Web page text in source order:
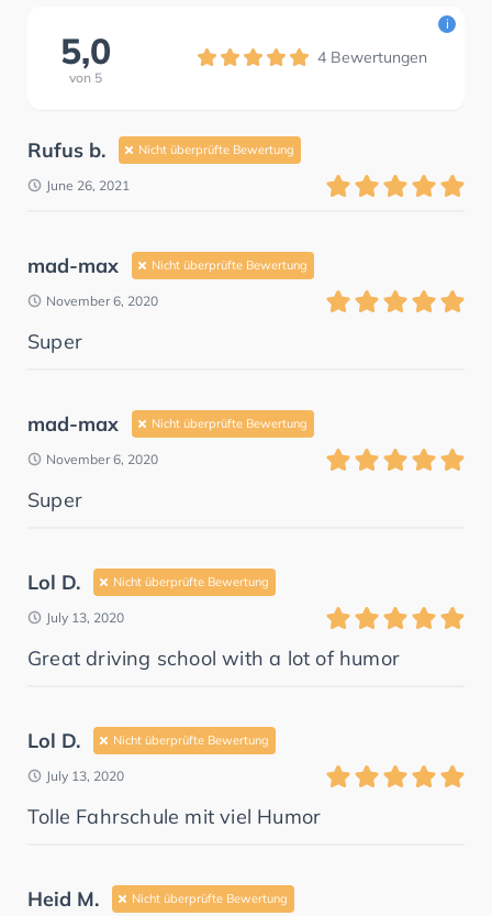
5,0
von 5
4 Bewertungen
i
Rufus b. Nicht überprüfte Bewertung
June 26, 2021
mad-max Nicht überprüfte Bewertung
November 6, 2020
Super
mad-max Nicht überprüfte Bewertung
November 6, 2020
Super
Lol D. Nicht überprüfte Bewertung
July 13, 2020
Great driving school with a lot of humor
Lol D. Nicht überprüfte Bewertung
July 13, 2020
Tolle Fahrschule mit viel Humor
Heid M. Nicht überprüfte Bewertung